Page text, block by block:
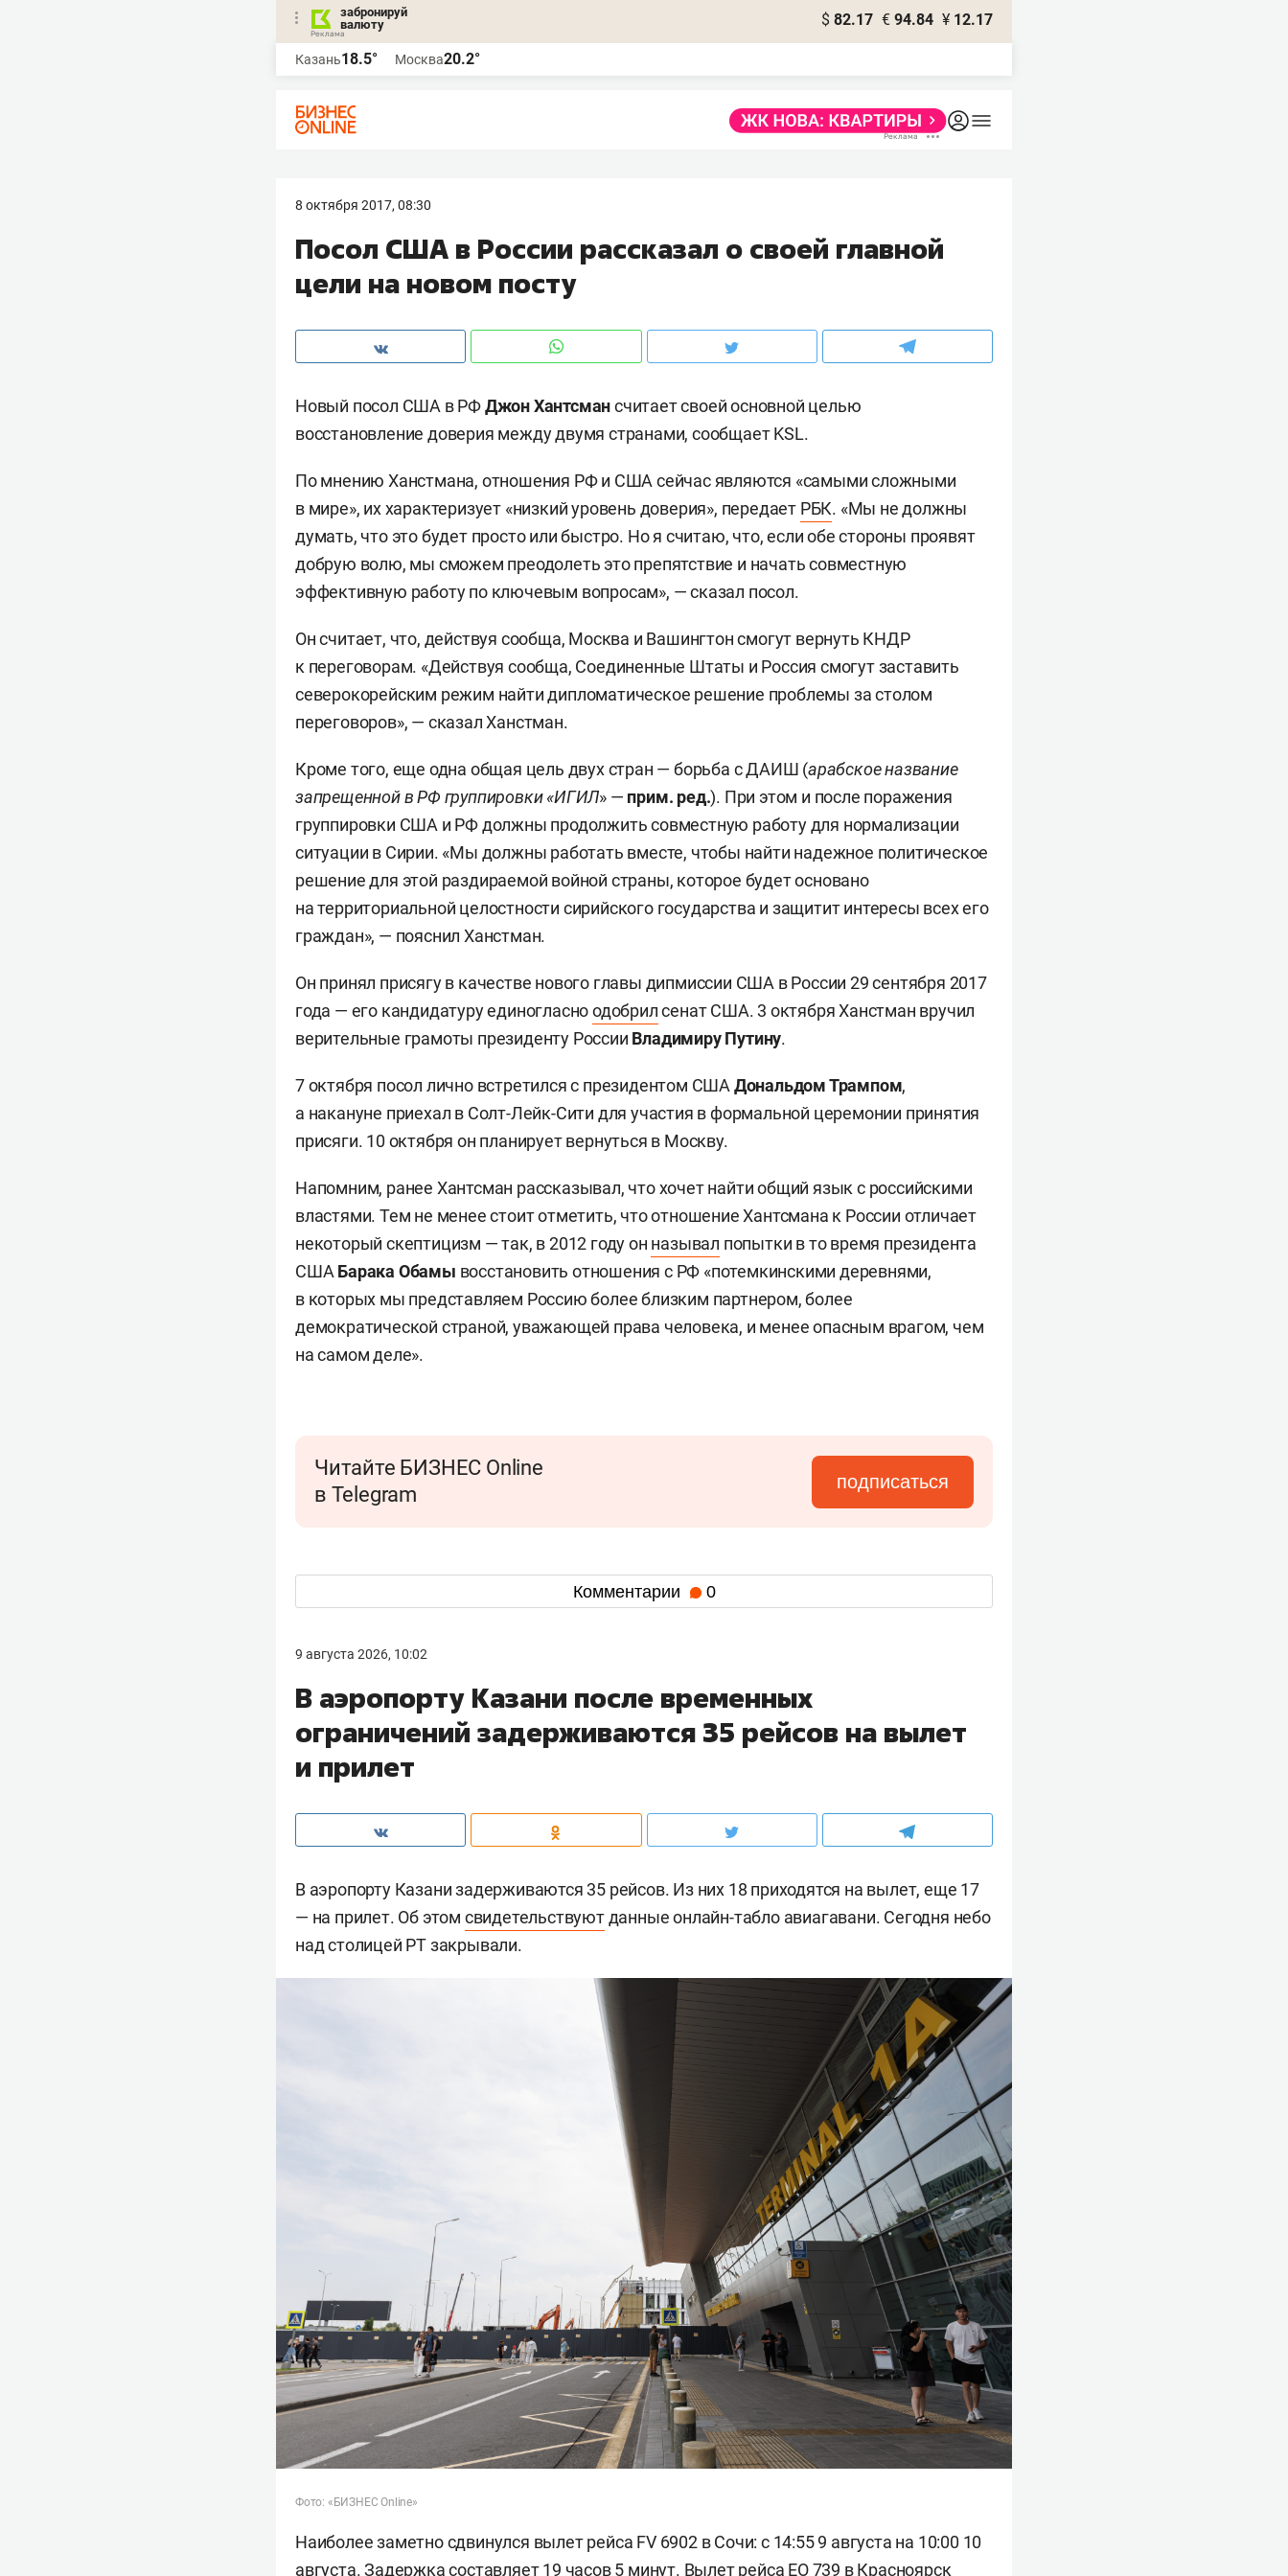
забронируй
валюту
$ 82.17 € 94.84 ¥ 12.17
Казань18.5° Москва20.2°
8 октября 2017, 08:30
Посол США в России рассказал о своей главной
цели на новом посту
Новый посол США в РФДжон Хантсмансчитает своей основной целью
восстановление доверия между двумя странами, сообщает KSL.
По мнению Ханстмана, отношения РФ и США сейчас являются «самыми сложными
в мире», их характеризует «низкий уровень доверия», передает РБК. «Мы не должны
думать, что это будет просто или быстро. Но я считаю, что, если обе стороны проявят
добрую волю, мы сможем преодолеть это препятствие и начать совместную
эффективную работу по ключевым вопросам», — сказал посол.
Он считает, что, действуя сообща, Москва и Вашингтон смогут вернуть КНДР
к переговорам. «Действуя сообща, Соединенные Штаты и Россия смогут заставить
северокорейским режим найти дипломатическое решение проблемы за столом
переговоров», — сказал Ханстман.
Кроме того, еще одна общая цель двух стран — борьба с ДАИШ (арабское название
запрещенной в РФ группировки «ИГИЛ» — прим. ред.). При этом и после поражения
группировки США и РФ должны продолжить совместную работу для нормализации
ситуации в Сирии. «Мы должны работать вместе, чтобы найти надежное политическое
решение для этой раздираемой войной страны, которое будет основано
на территориальной целостности сирийского государства и защитит интересы всех его
граждан», — пояснил Ханстман.
Он принял присягу в качестве нового главы дипмиссии США в России 29 сентября 2017
года — его кандидатуру единогласноодобрилсенат США. 3 октября Ханстман вручил
верительные грамоты президенту России Владимиру Путину.
7 октября посол лично встретился с президентом США Дональдом Трампом,
а накануне приехал в Солт-Лейк-Сити для участия в формальной церемонии принятия
присяги. 10 октября он планирует вернуться в Москву.
Напомним, ранее Хантсман рассказывал, что хочет найти общий язык с российскими
властями. Тем не менее стоит отметить, что отношение Хантсмана к России отличает
некоторый скептицизм — так, в 2012 году он называл попытки в то время президента
США Барака Обамы восстановить отношения с РФ «потемкинскими деревнями,
в которых мы представляем Россию более близким партнером, более
демократической страной, уважающей права человека, и менее опасным врагом, чем
на самом деле».
Читайте БИЗНЕС Online
в Telegram
подписаться
Комментарии 0
9 августа 2026, 10:02
В аэропорту Казани после временных
ограничений задерживаются 35 рейсов на вылет
и прилет
В аэропорту Казани задерживаются 35 рейсов. Из них 18 приходятся на вылет, еще 17
— на прилет. Об этом свидетельствуютданные онлайн-табло авиагавани. Сегодня небо
над столицей РТ закрывали.
Фото: «БИЗНЕС Online»
Наиболее заметно сдвинулся вылет рейса FV 6902 в Сочи: с 14:55 9 августа на 10:00 10
августа. Задержка составляет 19 часов 5 минут. Вылет рейса EO 739 в Красноярск